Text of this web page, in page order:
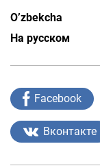
O’zbekcha
На русском
Facebook
Вконтакте